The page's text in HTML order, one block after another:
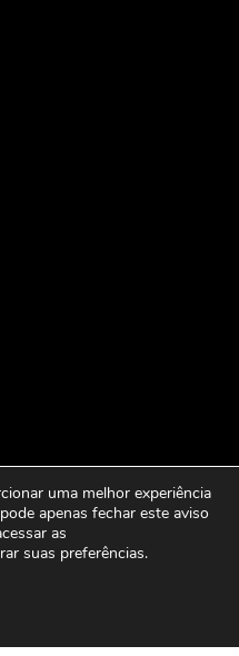
uma melhor experiência
apenas fechar este aviso
as
suas preferências.